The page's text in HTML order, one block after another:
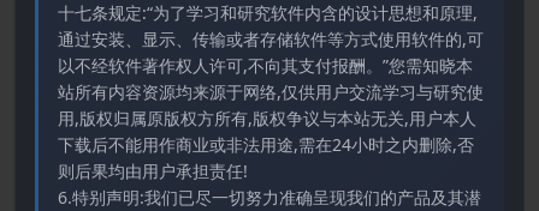
十七条规定:“为了学习和研究软件内含的设计思想和原理,
通过安装、显示、传输或者存储软件等方式使用软件的,可
以不经软件著作权人许可,不向其支付报酬。”您需知晓本
站所有内容资源均来源于网络,仅供用户交流学习与研究使
用,版权归属原版权方所有,版权争议与本站无关,用户本人
下载后不能用作商业或非法用途,需在24小时之内删除,否
则后果均由用户承担责任!
6.特别声明:我们已尽一切努力准确呈现我们的产品及其潜